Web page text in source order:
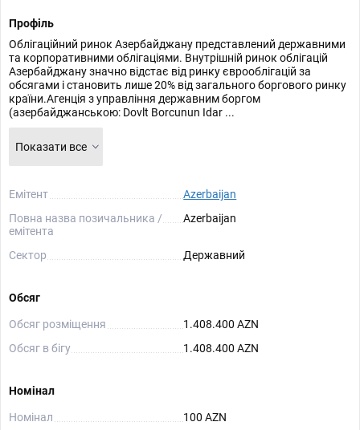
Профіль
Облігаційний ринок Азербайджану представлений державними
та корпоративними облігаціями. Внутрішній ринок облігацій
Азербайджану значно відстає від ринку єврооблігацій за
обсягами і становить лише 20% від загального боргового ринку
країни.Агенція з управління державним боргом
(азербайджанською: Dovlt Borcunun Idar ...
Показати все
Емітент
Azerbaijan
Повна назва позичальника /
емітента
Azerbaijan
Сектор Державний
Обсяг
Обсяг розміщення
1.408.400 AZN
Обсяг в бігу
1.408.400 AZN
Номінал
Номінал
100 AZN